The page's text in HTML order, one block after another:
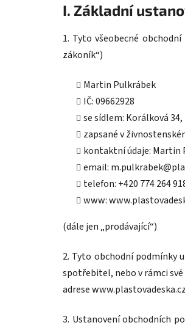
I. Základní
1. Tyto všeobecné
zákoník“)
Martin Pulkrábek
IČ: 09662928
se sídlem: Korálková
zapsané v
kontaktní údaje: Martin
email:
telefon: +420 774 264
www:
(dále jen „prodávající“)
2. Tyto obchodní podmínky
spotřebitel, nebo v rámci
adrese
3. Ustanovení obchodních